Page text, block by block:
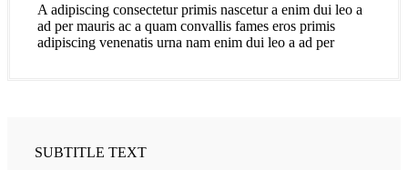
A adipiscing consectetur primis nascetur a enim dui leo a
ad per mauris ac a quam convallis fames eros primis
adipiscing venenatis urna nam enim dui leo a ad per
SUBTITLE TEXT